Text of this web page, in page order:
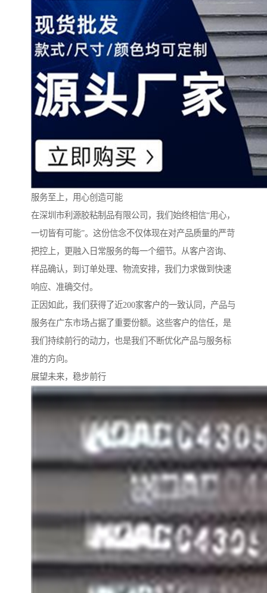
服务至上，用心创造可能
在深圳市利源胶粘制品有限公司，我们始终相信“用心，
一切皆有可能”。这份信念不仅体现在对产品质量的严苛
把控上，更融入日常服务的每一个细节。从客户咨询、
样品确认，到订单处理、物流安排，我们力求做到快速
响应、准确交付。
正因如此，我们获得了近200家客户的一致认同，产品与
服务在广东市场占据了重要份额。这些客户的信任，是
我们持续前行的动力，也是我们不断优化产品与服务标
准的方向。
展望未来，稳步前行